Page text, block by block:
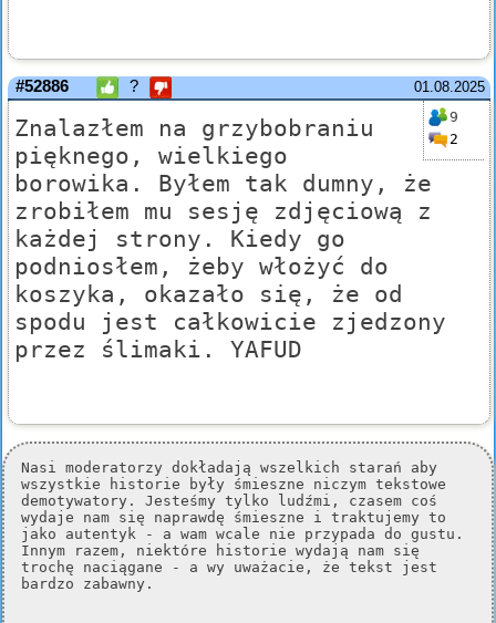
01.08.2025
#52886 ?
9
2
Znalazłem na grzybobraniu
pięknego, wielkiego
borowika. Byłem tak dumny, że
zrobiłem mu sesję zdjęciową z
każdej strony. Kiedy go
podniosłem, żeby włożyć do
koszyka, okazało się, że od
spodu jest całkowicie zjedzony
przez ślimaki. YAFUD
Nasi moderatorzy dokładają wszelkich starań aby
wszystkie historie były śmieszne niczym tekstowe
demotywatory. Jesteśmy tylko ludźmi, czasem coś
wydaje nam się naprawdę śmieszne i traktujemy to
jako autentyk - a wam wcale nie przypada do gustu.
Innym razem, niektóre historie wydają nam się
trochę naciągane - a wy uważacie, że tekst jest
bardzo zabawny.